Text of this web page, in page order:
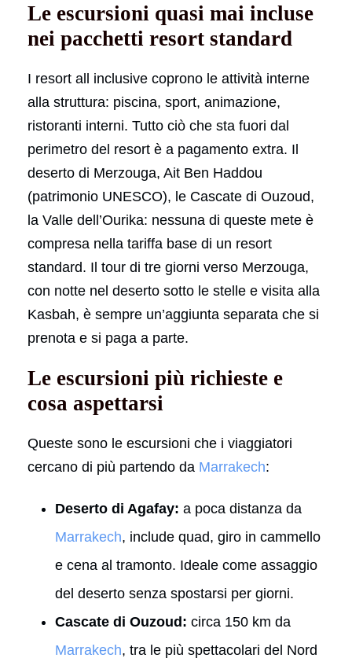
Le escursioni quasi mai incluse
nei pacchetti resort standard
I resort all inclusive coprono le attività interne
alla struttura: piscina, sport, animazione,
ristoranti interni. Tutto ciò che sta fuori dal
perimetro del resort è a pagamento extra. Il
deserto di Merzouga, Ait Ben Haddou
(patrimonio UNESCO), le Cascate di Ouzoud,
la Valle dell’Ourika: nessuna di queste mete è
compresa nella tariffa base di un resort
standard. Il tour di tre giorni verso Merzouga,
con notte nel deserto sotto le stelle e visita alla
Kasbah, è sempre un’aggiunta separata che si
prenota e si paga a parte.
Le escursioni più richieste e
cosa aspettarsi
Queste sono le escursioni che i viaggiatori
cercano di più partendo da Marrakech:
Deserto di Agafay: a poca distanza da
Marrakech, include quad, giro in cammello
e cena al tramonto. Ideale come assaggio
del deserto senza spostarsi per giorni.
Cascate di Ouzoud: circa 150 km da
Marrakech, tra le più spettacolari del Nord